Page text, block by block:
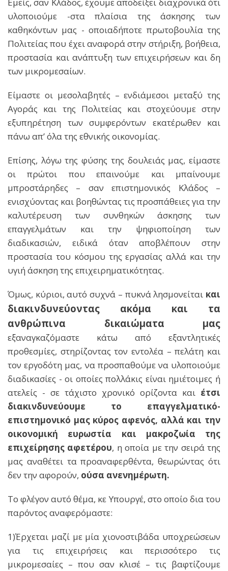
υλοποιούμε -στα πλαίσια της άσκησης των
καθηκόντων μας - οποιαδήποτε πρωτοβουλία της
Πολιτείας που έχει αναφορά στην στήριξη, βοήθεια,
προστασία και ανάπτυξη των επιχειρήσεων και δη
των μικρομεσαίων.
Είμαστε οι μεσολαβητές – ενδιάμεσοι μεταξύ της
Αγοράς και της Πολιτείας και στοχεύουμε στην
εξυπηρέτηση των συμφερόντων εκατέρωθεν και
πάνω απ’ όλα της εθνικής οικονομίας.
Επίσης, λόγω της φύσης της δουλειάς μας, είμαστε
οι πρώτοι που επαινούμε και μπαίνουμε
μπροστάρηδες – σαν επιστημονικός Κλάδος –
ενισχύοντας και βοηθώντας τις προσπάθειες για την
καλυτέρευση των συνθηκών άσκησης των
επαγγελμάτων και την ψηφιοποίηση των
διαδικασιών, ειδικά όταν αποβλέπουν στην
προστασία του κόσμου της εργασίας αλλά και την
υγιή άσκηση της επιχειρηματικότητας.
Όμως, κύριοι, αυτό συχνά – πυκνά λησμονείται και
διακινδυνεύοντας ακόμα και τα
ανθρώπινα δικαιώματα μας
εξαναγκαζόμαστε κάτω από εξαντλητικές
προθεσμίες, στηρίζοντας τον εντολέα – πελάτη και
τον εργοδότη μας, να προσπαθούμε να υλοποιούμε
διαδικασίες - οι οποίες πολλάκις είναι ημιέτοιμες ή
ατελείς - σε τάχιστο χρονικό ορίζοντα και έτσι
διακινδυνεύουμε το επαγγελματικό-
επιστημονικό μας κύρος αφενός, αλλά και την
οικονομική ευρωστία και μακροζωία της
επιχείρησης αφετέρου, η οποία με την σειρά της
μας αναθέτει τα προαναφερθέντα, θεωρώντας ότι
δεν την αφορούν, ούσα ανενημέρωτη.
Το φλέγον αυτό θέμα, κε Υπουργέ, στο οποίο δια του
παρόντος αναφερόμαστε:
1)Έρχεται μαζί με μία χιονοστιβάδα υποχρεώσεων
για τις επιχειρήσεις και περισσότερο τις
μικρομεσαίες – που σαν κλισέ – τις βαφτίζουμε